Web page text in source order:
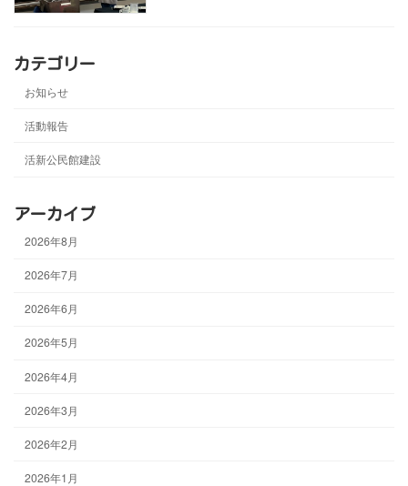
カテゴリー
お知らせ
活動報告
活新公民館建設
アーカイブ
2026年8月
2026年7月
2026年6月
2026年5月
2026年4月
2026年3月
2026年2月
2026年1月